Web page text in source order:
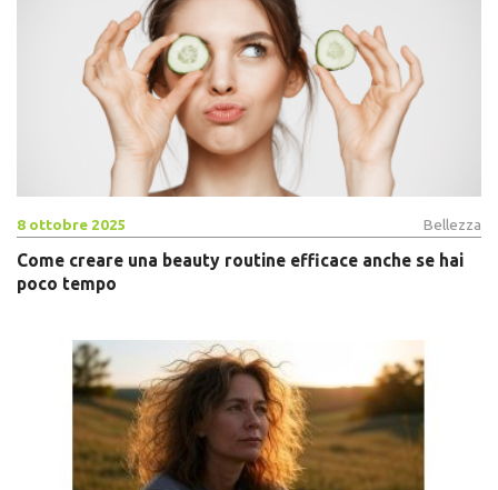
8 ottobre 2025 Bellezza
Come creare una beauty routine efficace anche se hai
poco tempo